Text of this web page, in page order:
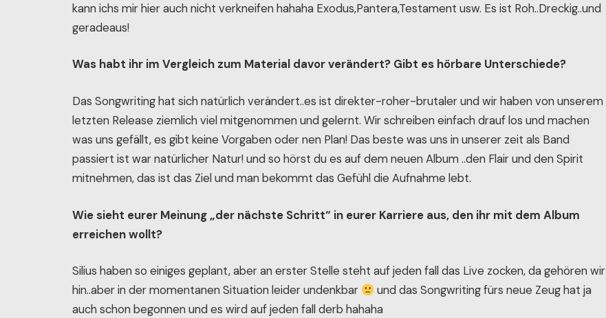
kann ichs mir hier auch nicht verkneifen hahaha Exodus,Pantera,Testament usw. Es ist Roh..Dreckig..und
geradeaus!
Was habt ihr im Vergleich zum Material davor verändert? Gibt es hörbare Unterschiede?
Das Songwriting hat sich natürlich verändert..es ist direkter-roher-brutaler und wir haben von unserem
letzten Release ziemlich viel mitgenommen und gelernt. Wir schreiben einfach drauf los und machen
was uns gefällt, es gibt keine Vorgaben oder nen Plan! Das beste was uns in unserer zeit als Band
passiert ist war natürlicher Natur! und so hörst du es auf dem neuen Album ..den Flair und den Spirit
mitnehmen, das ist das Ziel und man bekommt das Gefühl die Aufnahme lebt.
Wie sieht eurer Meinung „der nächste Schritt“ in eurer Karriere aus, den ihr mit dem Album
erreichen wollt?
Silius haben so einiges geplant, aber an erster Stelle steht auf jeden fall das Live zocken, da gehören wir
hin..aber in der momentanen Situation leider undenkbar
und das Songwriting fürs neue Zeug hat ja
auch schon begonnen und es wird auf jeden fall derb hahaha